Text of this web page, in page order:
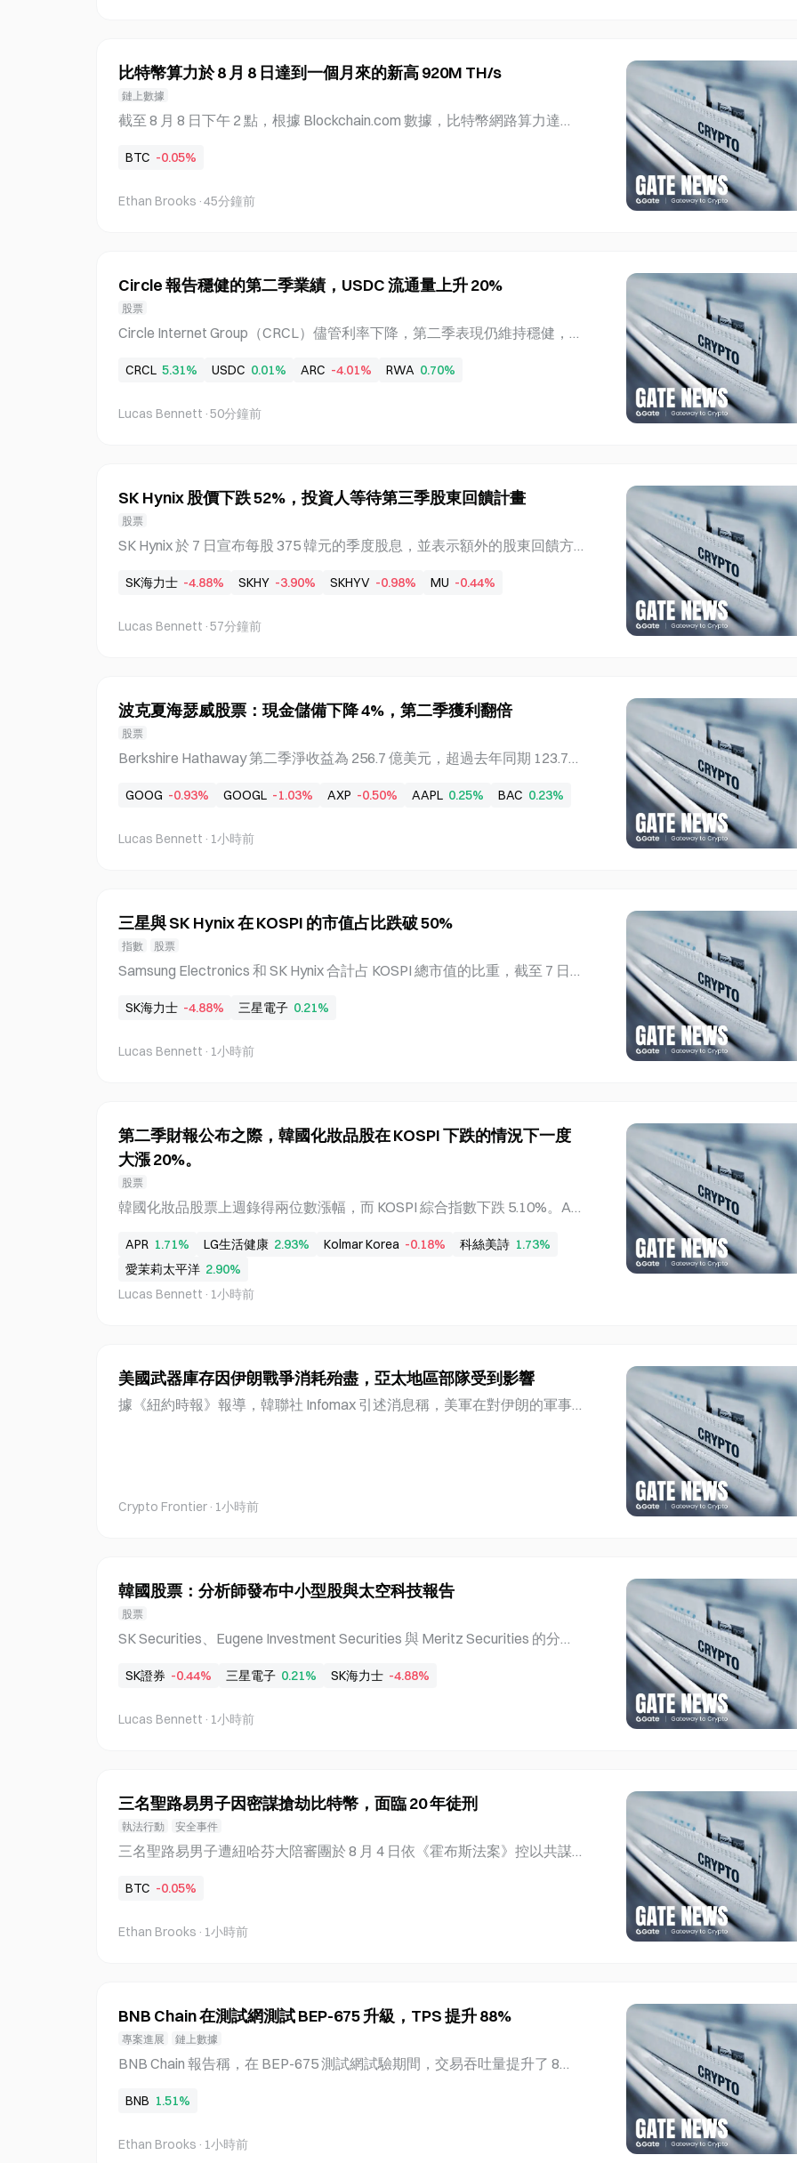
的一部分。 MARA 透過 Coinbase 和 Two Prime 定期貸款取得 6 億美元 由
於 Coinbase 的 4.5 億美元貸款包括對現有 1.5 億美元信用額度的再融資，
因此這些融資的合併本金為 7.5 億美元。Coinbase 提供 3 億美元的額外資
Coinbase 債務採浮動利率，等於聯準會目標區間的中點加
比特幣算力於 8 月 8 日達到一個月來的新高 920M TH/s
鏈上數據
截至 8 月 8 日下午 2 點，根據 Blockchain.com 數據，比特幣網路算力達到
比，算力增加約 21,503,843 TH/s，創下 7 月 4 日以來最大的算力增幅，顯
減半事件，該事件將挖礦獎勵減半，並持續影響礦工行為與網路指標。 比
的比特幣總額，並反映其出售、借貸或將挖出的比特幣作為抵押品使用的
決策。 比特幣算力創下 7 月 4 日以來最大增幅 截至 8 月 8 日下午 2 點，比
特幣算力的 7 日移動平均值為 920,632,473 TH/s。此數值較前一週增加約 2
BTC -0.05%
Ethan Brooks ·45分鐘前
Circle 報告穩健的第二季業績，USDC 流通量上升 20%
股票
Circle Internet Group（CRCL）儘管利率下降，第二季表現仍維持穩健，主
響，則由流通量增加所抵銷。Samsung Securities 分析師 Hong Jin-hyun 表
擴張的主要受益者。 Circle 第二季營收成長，受 USDC 流通量推動 Circle
41%。Hong 指出，由虧轉盈反映的是 IPO 過程中產生的大額股票薪酬支出
不再發生所帶來的會計基礎效應，而非底層業務獲利能力突然改善。 USD
C 流通量年增 20%，抵銷收益率下降 第二季 USDC 平均流通量達 733 億美
CRCL 5.31% USDC 0.01% ARC -4.01% RWA 0.70%
Lucas Bennett ·50分鐘前
SK Hynix 股價下跌 52%，投資人等待第三季股東回饋計畫
股票
SK Hynix 於 7 日宣布每股 375 韓元的季度股息，並表示額外的股東回饋方
0 韓元下跌 52.39%，至 8 日的 1,422,000 韓元。儘管截至第二季公司擁有 6
帶動股價下跌。SK Hynix 此前曾表示將在「年內」公布股東回饋措施，但
價為 1,422,000 韓元，較 6 月 24 日 2,987,000 韓元的歷史最高價下跌 52.3
9%。該股本月下跌 9.25%。據韓聯社報導，這次下跌與其說是受到記憶體
業務基本面的影響，不如說是受到股東回饋公告延遲的影響。根據公司 20
（每季 375
SK海力士 -4.88% SKHY -3.90% SKHYV -0.98% MU -0.44%
Lucas Bennett ·57分鐘前
波克夏海瑟威股票：現金儲備下降 4%，第二季獲利翻倍
股票
Berkshire Hathaway 第二季淨收益為 256.7 億美元，超過去年同期 123.7
企業集團在 6 月底持有 3,647 億美元的現金和美國國庫券，在計入短期政
股票的支出，其中包括 7 月 24 日完成、金額達 68 億美元的住宅建築商 Ta
元，而去年同期為 123.7 億美元。不計投資收益的營運收益從 111.6 億美元
上升 16.3% 至 129.8 億美元。 6 月底現金持有量降至 3,647 億美元 Berkshir
e Hathaway 在 6 月底持有 3,647 億美元的現金和美國國庫券，較前一季下
GOOG -0.93% GOOGL -1.03% AXP -0.50% AAPL 0.25% BAC 0.23%
Lucas Bennett · 1小時前
三星與 SK Hynix 在 KOSPI 的市值占比跌破 50%
指數 股票
Samsung Electronics 和 SK Hynix 合計占 KOSPI 總市值的比重，截至 7 日
lectronics 優先股合計市值為 2,525.7338 兆韓元，占 KOSPI 總市值 5,159.9
以來，營建、機械設備及重工業等非半導體產業的漲幅超過半導體股票。K
占比一週下降 5.09 個百分點 根據韓國交易所截至 7 日的資料，Samsung El
ectronics、Samsung Electronics 優先股和 SK Hynix 合計占 KOSPI 5,159.9
986 兆韓元總市值的 48.95%。
SK海力士 -4.88% 三星電子 0.21%
Lucas Bennett · 1小時前
第二季財報公布之際，韓國化妝品股在 KOSPI 下跌的情況下一度
大漲 20%。
股票
韓國化妝品股票上週錄得兩位數漲幅，而 KOSPI 綜合指數下跌 5.10%。AP
上漲 12.08%，Cosmax 上漲 11.26%，Amorepacific 在此期間上漲 9.0
8%。漲幅受到第二季盈利改善及強勁的 K-beauty 出口表現帶動，吸引機
構資金流入該產業。韓國化妝品公司在市場波動中展現韌性，季度業績顯
PI 下跌 4.58% 時，化妝品股票則跳升 5.58%。該產業上週五個交易日中有
四天上漲，僅有一天微跌 0.01%。 LG Household & Health Care 與 Amorep
APR 1.71% LG生活健康 2.93% Kolmar Korea -0.18% 科絲美詩 1.73%
愛茉莉太平洋 2.90%
Lucas Bennett · 1小時前
美國武器庫存因伊朗戰爭消耗殆盡，亞太地區部隊受到影響
據《紐約時報》報導，韓聯社 Infomax 引述消息稱，美軍在對伊朗的軍事
配偵察資產，並從朝鮮半島及亞洲其他地區撤出防空能力，以支援中東行
事延長，精準武器和防空導彈儲備已減少至令人擔憂的水準。媒體估計，
按照目前國防承包商的生產速度，補充已消耗的愛國者導彈庫存將需要超
過兩年。 遠程精準武器在對伊朗行動中大多已耗盡 根據戰略與國際研究中
藥。然而，這些武器需要在較近距離部署，使戰鬥機暴露於敵方防空網之
Crypto Frontier · 1小時前
韓國股票：分析師發布中小型股與太空科技報告
股票
SK Securities、Eugene Investment Securities 與 Meritz Securities 的分析
涵蓋中小型股、太空資料中心基礎設施與 Daewoo E&C。KOSDAQ 在 7 月
率達 84.9%，相較之下，剔除 Samsung Electronics 與 SK Hynix 後的 KOSP
分析師指出，7 月最後一週，KOSDAQ 連續四個交易日出現外資淨買超。8
月第一個交易日，KOSDAQ 的報酬率優於 KOSPI。報告表示，第一季業績
顯示，剔除 Samsung Electronics 與 SK Hynix 後，KOSPI
SK證券 -0.44% 三星電子 0.21% SK海力士 -4.88%
Lucas Bennett · 1小時前
三名聖路易男子因密謀搶劫比特幣，面臨 20 年徒刑
執法行動 安全事件
三名聖路易男子遭紐哈芬大陪審團於 8 月 4 日依《霍布斯法案》控以共謀
is、34 歲的 John Davis 及 27 歲的 Martel Williams 被指控於 2024 年 8 月 21
並在另一支來自佛羅里達州的團隊抵達、於 2024 年 8 月 25 日執行暴力劫
aiq，以及於 2 月 25 日遭起訴的 James Schwab 和於 10 月 28 日遭起訴的
Adam Iza。此案反映出針對加密貨幣持有者的暴力現場攻擊在全國蔓延的
趨勢，犯罪者繞過數位安全措施，直接鎖定個人。 三名聖路易男子在康乃
BTC -0.05%
Ethan Brooks · 1小時前
BNB Chain 在測試網測試 BEP-675 升級，TPS 提升 88%
專案進展 鏈上數據
BNB Chain 報告稱，在 BEP-675 測試網試驗期間，交易吞吐量提升了 8
線圖。此次升級達到每秒 2,324 筆交易，相較於 Binance Smart Chain 測試
塊間隔的情況下，實現了這項提升。這項改進源自於消除區塊建構者與驗
BNB 1.51%
Ethan Brooks · 1小時前